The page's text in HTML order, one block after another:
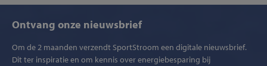
Ontvang onze nieuwsbrief
Om de 2 maanden verzendt SportStroom een digitale nieuwsbrief.
Dit ter inspiratie en om kennis over energiebesparing bij